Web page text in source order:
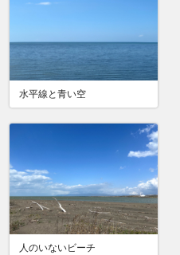
水平線と青い空
人のいないビーチ